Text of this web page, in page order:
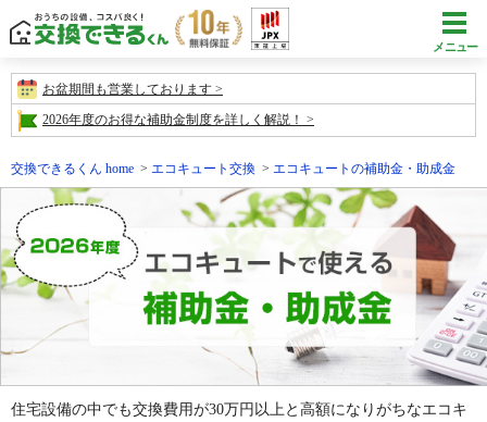
メニュー
お盆期間も営業しております
2026年度のお得な補助金制度を詳しく解説！
交換できるくん home エコキュート交換 エコキュートの補助金・助成金
住宅設備の中でも交換費用が30万円以上と高額になりがちなエコキ